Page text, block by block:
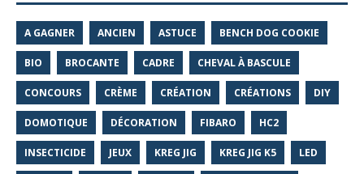
A GAGNER ANCIEN ASTUCE BENCH DOG COOKIE
BIO BROCANTE CADRE CHEVAL À BASCULE
CONCOURS CRÈME CRÉATION CRÉATIONS DIY
DOMOTIQUE DÉCORATION FIBARO HC2
INSECTICIDE JEUX KREG JIG KREG JIG K5 LED